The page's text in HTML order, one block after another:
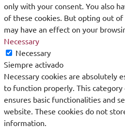
only with your consent. You also
of these cookies. But opting out
may have an effect on your
Necessary
Necessary
Siempre activado
Necessary cookies are absolutely
to function properly. This
ensures basic functionalities and
website. These cookies do not
information.